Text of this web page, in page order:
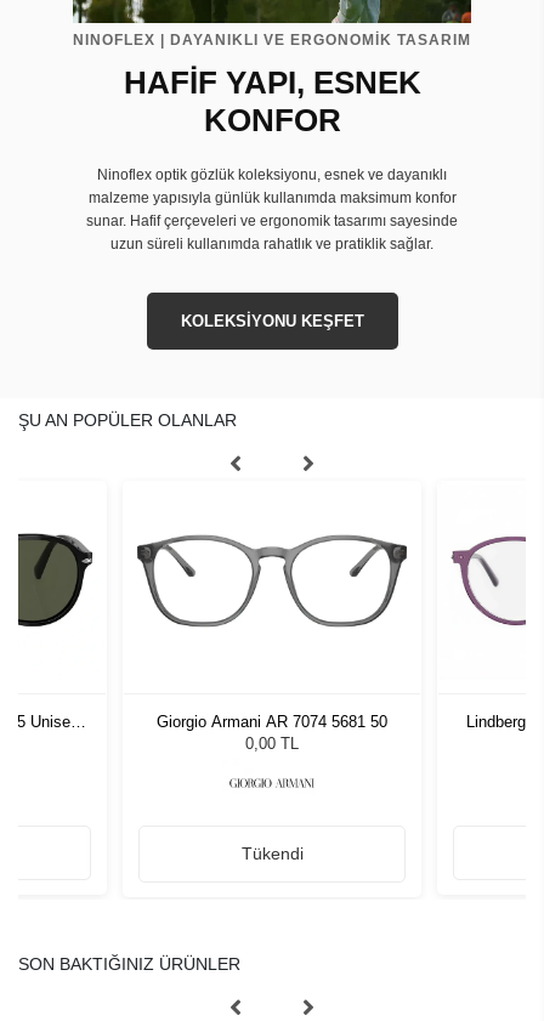
NINOFLEX | DAYANIKLI VE ERGONOMİK TASARIM
HAFİF YAPI, ESNEK
KONFOR
Ninoflex optik gözlük koleksiyonu, esnek ve dayanıklı
malzeme yapısıyla günlük kullanımda maksimum konfor
sunar. Hafif çerçeveleri ve ergonomik tasarımı sayesinde
uzun süreli kullanımda rahatlık ve pratiklik sağlar.
KOLEKSİYONU KEŞFET
ŞU AN POPÜLER OLANLAR
55 Unisex
Giorgio Armani AR 7074 5681 50
0,00 TL
Tükendi
Lindberg
SON BAKTIĞINIZ ÜRÜNLER